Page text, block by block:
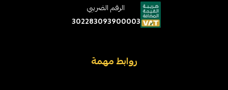
الرقم الضريبي
302283093900003
روابط مهمة